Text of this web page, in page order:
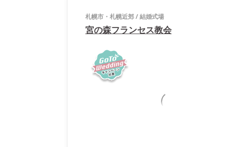
札幌市・札幌近郊/結婚式場
宮の森フランセス教会